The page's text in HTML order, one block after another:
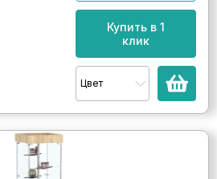
Купить в 1
клик
Цвет